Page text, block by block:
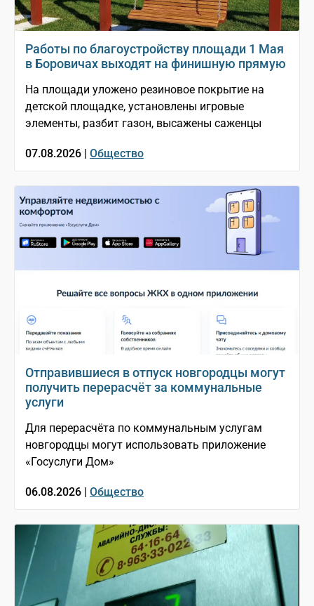
Работы по благоустройству площади 1 Мая
в Боровичах выходят на финишную прямую
На площади уложено резиновое покрытие на
детской площадке, установлены игровые
элементы, разбит газон, высажены саженцы
07.08.2026 | Общество
Отправившиеся в отпуск новгородцы могут
получить перерасчёт за коммунальные
услуги
Для перерасчёта по коммунальным услугам
новгородцы могут использовать приложение
«Госуслуги Дом»
06.08.2026 | Общество